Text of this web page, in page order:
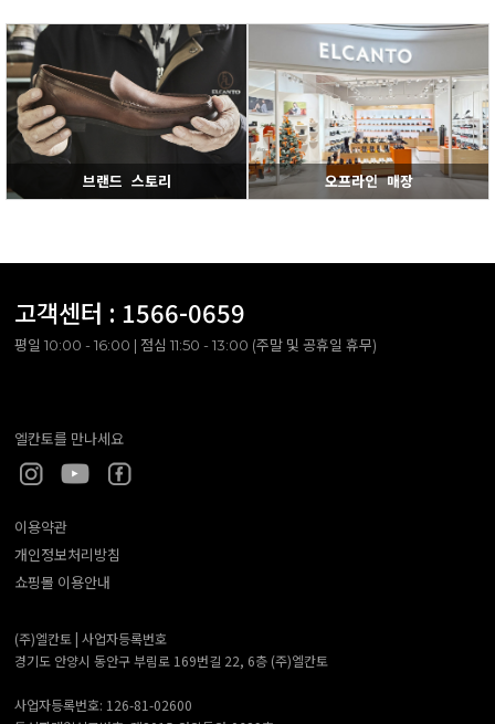
브랜드 스토리 오프라인 매장
고객센터 : 1566-0659
평일 10:00 - 16:00 | 점심 11:50 - 13:00 (주말 및 공휴일 휴무)
엘칸토를 만나세요
이용약관
개인정보처리방침
쇼핑몰 이용안내
(주)엘칸토 | 사업자등록번호
경기도 안양시 동안구 부림로 169번길 22, 6층 (주)엘칸토
사업자등록번호: 126-81-02600